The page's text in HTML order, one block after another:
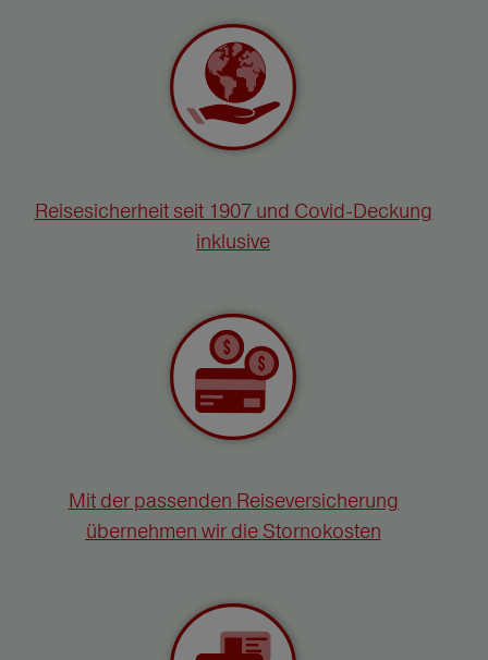
Reisesicherheit seit 1907 und Covid-Deckung
inklusive
Mit der passenden Reiseversicherung
übernehmen wir die Stornokosten